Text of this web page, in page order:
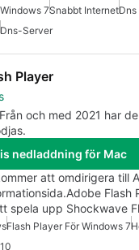
7Snabbt InternetDns
Dns-Server
Player
och med 2021 har
nedladdning för Mac
att omdirigera till
Flash
spela upp Shockwave
Flash Player För Windows 7